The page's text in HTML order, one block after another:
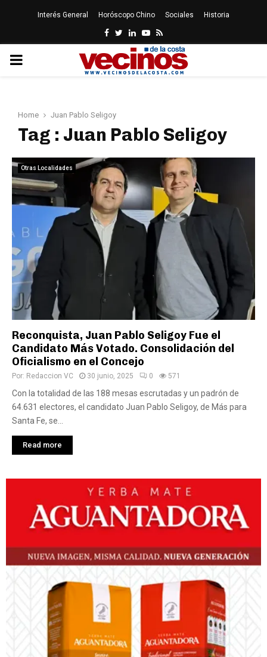
Interés General Horóscopo Chino Sociales Historia
Facebook
Twitter
LinkedinYoutube
Rss
PRIMARY
Home Juan Pablo Seligoy
Tag : Juan Pablo Seligoy
Otras Localidades
Reconquista, Juan Pablo Seligoy Fue el
Candidato Más Votado. Consolidación del
Oficialismo en el Concejo
Por: Redaccion VC 30 junio, 2025 0 571
Con la totalidad de las 188 mesas escrutadas y un padrón de
64.631 electores, el candidato Juan Pablo Seligoy, de Más para
Santa Fe, se...
Read more